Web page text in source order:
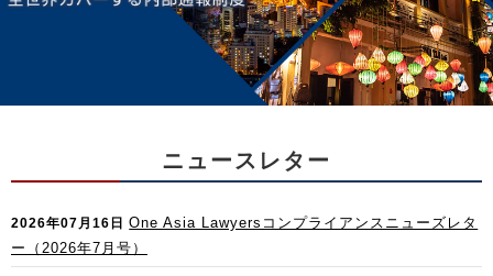
ニュースレター
2026年07月16日
One Asia Lawyersコンプライアンスニューズレタ
ー（2026年7月号）